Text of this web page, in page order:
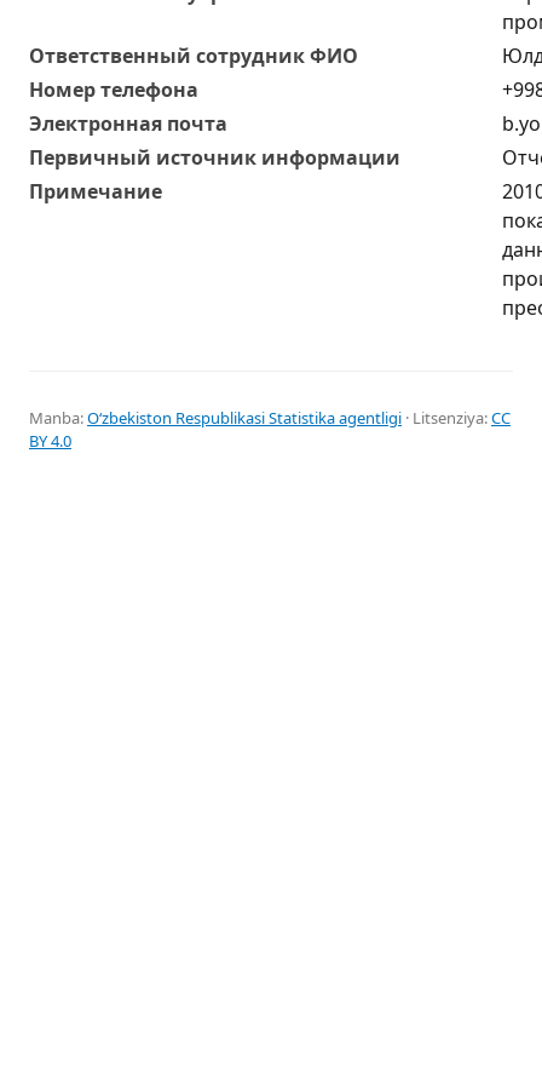
Oтветственный сотрудник ФИО
Номер телефона
Электронная почта
Первичный источник информации
Примечание
Manba:Oʻzbekiston Respublikasi Statistika agentligi · Litsenziya:CC
BY 4.0